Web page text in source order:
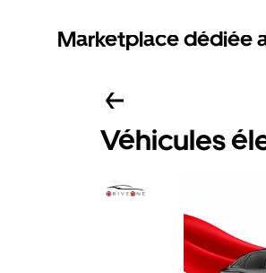
Marketplace dédiée
Véhicules